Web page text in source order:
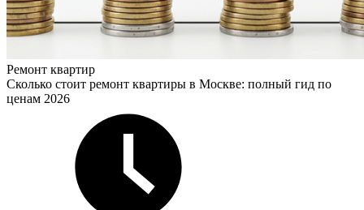
Ремонт квартир
Сколько стоит ремонт квартиры в Москве: полный гид по
ценам 2026